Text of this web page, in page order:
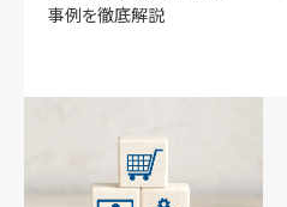
事例を徹底解説